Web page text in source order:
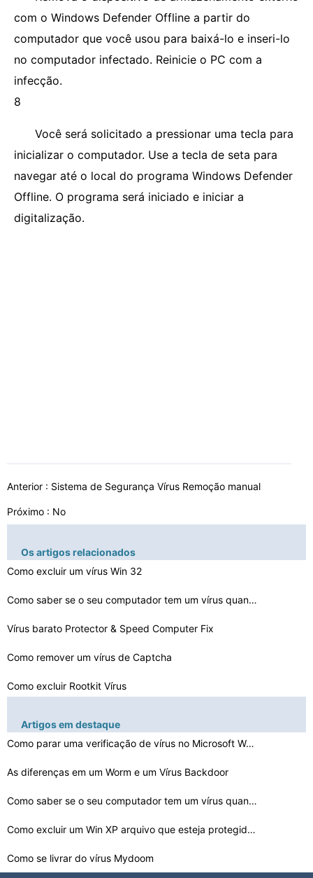
com o Windows Defender Offline a partir do
computador que você usou para baixá-lo e inseri-lo
no computador infectado. Reinicie o PC com a
infecção.
8
Você será solicitado a pressionar uma tecla para
inicializar o computador. Use a tecla de seta para
navegar até o local do programa Windows Defender
Offline. O programa será iniciado e iniciar a
digitalização.
Anterior : Sistema de Segurança Vírus Remoção manual
Próximo : No
Os artigos relacionados
Como excluir um vírus Win 32
Como saber se o seu computador tem um vírus quando seu…
Vírus barato Protector & Speed ​​Computer Fix
Como remover um vírus de Captcha
Como excluir Rootkit Vírus
Como remover o vírus Titanic
Como remover um vírus EXE Pasta
Como remover o Yahoo! Search Engine Vírus
Como limpar o vírus iBot
Artigos em destaque
Como parar uma verificação de vírus no Microsoft Wor…
As diferenças em um Worm e um Vírus Backdoor
Como saber se o seu computador tem um vírus quando seu…
Como excluir um Win XP arquivo que esteja protegido por…
Como se livrar do vírus Mydoom